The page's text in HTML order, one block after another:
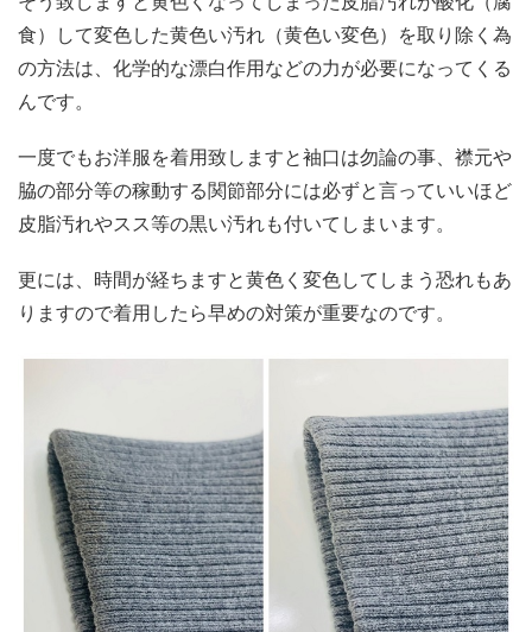
食）して変色した黄色い汚れ（黄色い変色）を取り除く為
の方法は、化学的な漂白作用などの力が必要になってくる
んです。
一度でもお洋服を着用致しますと袖口は勿論の事、襟元や
脇の部分等の稼動する関節部分には必ずと言っていいほど
皮脂汚れやスス等の黒い汚れも付いてしまいます。
更には、時間が経ちますと黄色く変色してしまう恐れもあ
りますので着用したら早めの対策が重要なのです。